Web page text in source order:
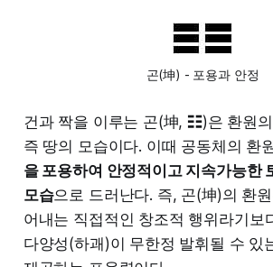
곤(坤) - 포용과 안정
건과 짝을 이루는 곤(坤, ☷)은 환원
즉 땅의 모습이다. 이때 공동체의 환
을 포용하여 안정적이고 지속가능한
모습으로 드러난다. 즉, 곤(坤)의 환
어내는 직접적인 창조적 행위라기보
다양성(하괘)이 무한정 발휘될 수 있